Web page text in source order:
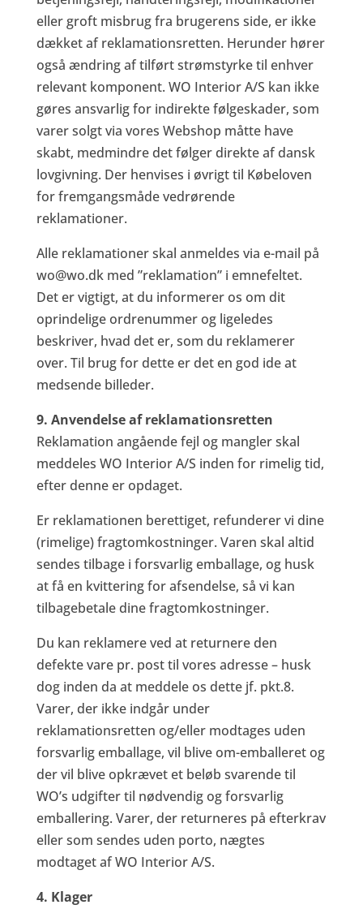
eller groft misbrug fra brugerens side, er ikke
dækket af reklamationsretten. Herunder hører
også ændring af tilført strømstyrke til enhver
relevant komponent. WO Interior A/S kan ikke
gøres ansvarlig for indirekte følgeskader, som
varer solgt via vores Webshop måtte have
skabt, medmindre det følger direkte af dansk
lovgivning. Der henvises i øvrigt til Købeloven
for fremgangsmåde vedrørende
reklamationer.
Alle reklamationer skal anmeldes via e-mail på
wo@wo.dk med ”reklamation” i emnefeltet.
Det er vigtigt, at du informerer os om dit
oprindelige ordrenummer og ligeledes
beskriver, hvad det er, som du reklamerer
over. Til brug for dette er det en god ide at
medsende billeder.
9. Anvendelse af reklamationsretten
Reklamation angående fejl og mangler skal
meddeles WO Interior A/S inden for rimelig tid,
efter denne er opdaget.
Er reklamationen berettiget, refunderer vi dine
(rimelige) fragtomkostninger. Varen skal altid
sendes tilbage i forsvarlig emballage, og husk
at få en kvittering for afsendelse, så vi kan
tilbagebetale dine fragtomkostninger.
Du kan reklamere ved at returnere den
defekte vare pr. post til vores adresse – husk
dog inden da at meddele os dette jf. pkt.8.
Varer, der ikke indgår under
reklamationsretten og/eller modtages uden
forsvarlig emballage, vil blive om-emballeret og
der vil blive opkrævet et beløb svarende til
WO’s udgifter til nødvendig og forsvarlig
emballering. Varer, der returneres på efterkrav
eller som sendes uden porto, nægtes
modtaget af WO Interior A/S.
4. Klager